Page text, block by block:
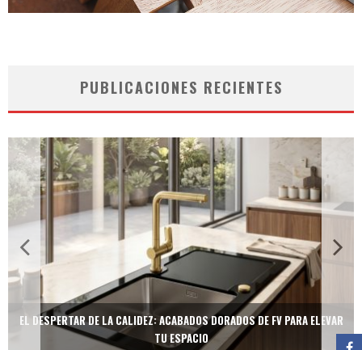
PUBLICACIONES RECIENTES
EL DESPERTAR DE LA CALIDEZ: ACABADOS DORADOS DE FV PARA ELEVAR
TU ESPACIO